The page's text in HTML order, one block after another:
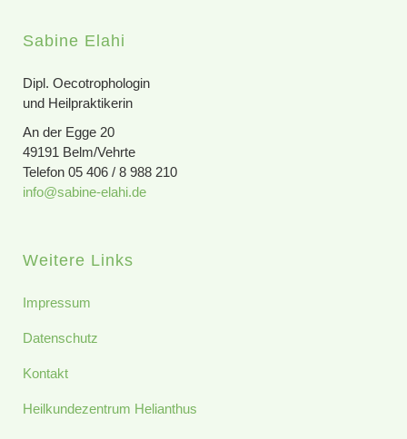
Sabine Elahi
Dipl. Oecotrophologin
und Heilpraktikerin
An der Egge 20
49191 Belm/Vehrte
Telefon 05 406 / 8 988 210
info@sabine-elahi.de
Weitere Links
Impressum
Datenschutz
Kontakt
Heilkundezentrum Helianthus